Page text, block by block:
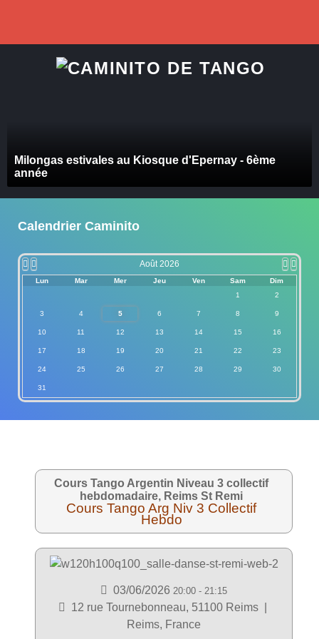
Milongas estivales au Kiosque d'Epernay - 6ème
année
Calendrier Caminito
Août 2026
Lun Mar Mer Jeu Ven Sam
Dim
1
2
3 4 5 6 7 8 9
10 11 12 13 14 15 16
17 18 19 20 21 22 23
24 25 26 27 28 29 30
31
Cours Tango Argentin Niveau 3 collectif
hebdomadaire, Reims St Remi
Cours Tango Arg Niv 3 Collectif
Hebdo
03/06/2026 20:00 - 21:15
12 rue Tournebonneau, 51100 Reims
Reims, France